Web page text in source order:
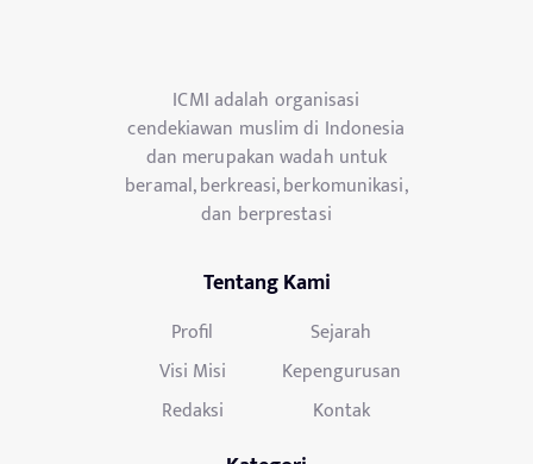
ICMI adalah organisasi
cendekiawan muslim di Indonesia
dan merupakan wadah untuk
beramal, berkreasi, berkomunikasi,
dan berprestasi
Tentang Kami
Profil
Sejarah
Visi Misi
Kepengurusan
Redaksi
Kontak